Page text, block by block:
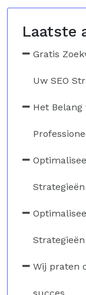
Laatste
Gratis
Uw SEO
Het
Strategieën
Strategieën
Wij praten
succes